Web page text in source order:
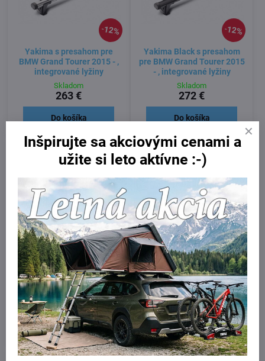
12%
Yakima s presahom pre
BMW Grand Tourer 2015 - ,
integrované lyžiny
Skladom
263 €
Do košíka
12%
Yakima Black s presahom
pre BMW Grand Tourer 2015
- , integrované lyžiny
Skladom
272 €
Do košíka
Thule WingBar EVO Flush
pre BMW Grand Tourer 2015
- , integrované lyžiny
Skladom
319 €
Do košíka
Thule WingBar EVO Black
Flush pre BMW Grand Tourer
2015 - , integrované lyžiny
Skladom
359 €
Do košíka
Inšpirujte sa akciovými cenami a
užite si leto aktívne :-)